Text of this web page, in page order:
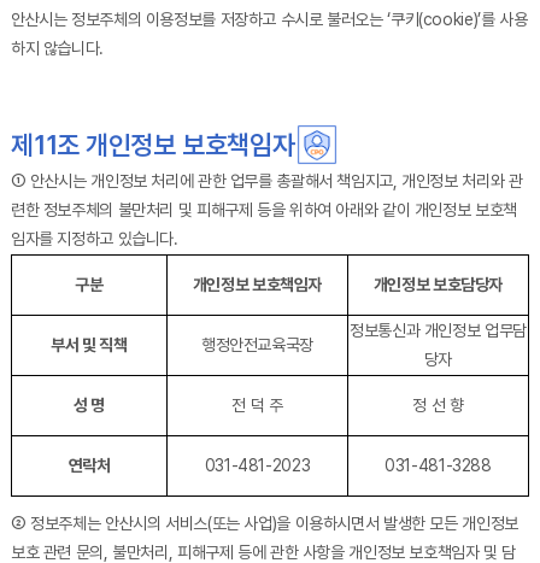
안산시는 정보주체의 이용정보를 저장하고 수시로 불러오는 ‘쿠키(cookie)’를 사용
하지 않습니다.
제11조 개인정보 보호책임자
① 안산시는 개인정보 처리에 관한 업무를 총괄해서 책임지고, 개인정보 처리와 관
련한 정보주체의 불만처리 및 피해구제 등을 위하여 아래와 같이 개인정보 보호책
임자를 지정하고 있습니다.
구분 개인정보 보호책임자 개인정보 보호담당자
부서 및 직책 행정안전교육국장
정보통신과 개인정보 업무담
당자
성 명 전 덕 주 정 선 향
연락처 031-481-2023 031-481-3288
② 정보주체는 안산시의 서비스(또는 사업)을 이용하시면서 발생한 모든 개인정보
보호 관련 문의, 불만처리, 피해구제 등에 관한 사항을 개인정보 보호책임자 및 담